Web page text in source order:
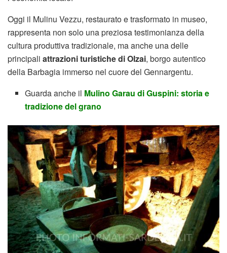
Oggi il Mulinu Vezzu, restaurato e trasformato in museo,
rappresenta non solo una preziosa testimonianza della
cultura produttiva tradizionale, ma anche una delle
principali attrazioni turistiche di Olzai, borgo autentico
della Barbagia immerso nel cuore del Gennargentu.
Guarda anche il Mulino Garau di Guspini: storia e
tradizione del grano